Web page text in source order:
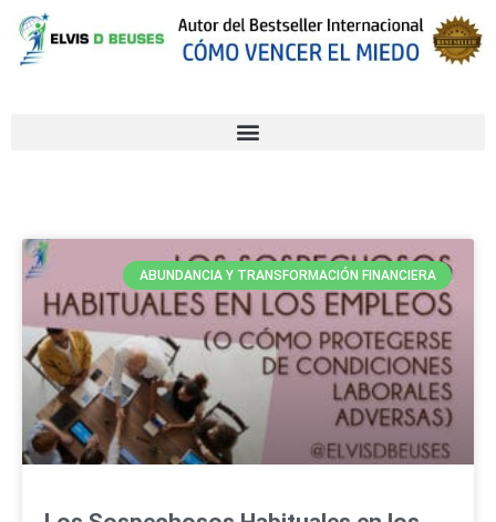
ABUNDANCIA Y TRANSFORMACIÓN FINANCIERA